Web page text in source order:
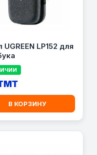
UGREEN LP152 для
В КОРЗИНУ